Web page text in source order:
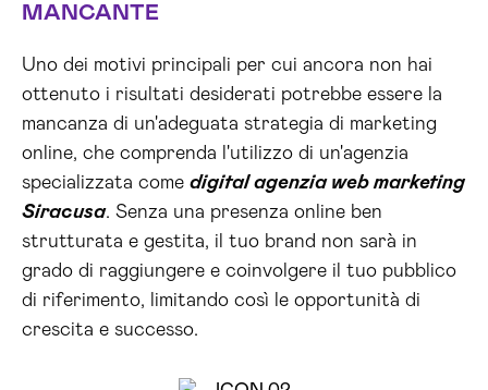
MANCANTE
Uno dei motivi principali per cui ancora non hai
ottenuto i risultati desiderati potrebbe essere la
mancanza di un'adeguata strategia di marketing
online, che comprenda l'utilizzo di un'agenzia
specializzata come digital agenzia web marketing
Siracusa. Senza una presenza online ben
strutturata e gestita, il tuo brand non sarà in
grado di raggiungere e coinvolgere il tuo pubblico
di riferimento, limitando così le opportunità di
crescita e successo.